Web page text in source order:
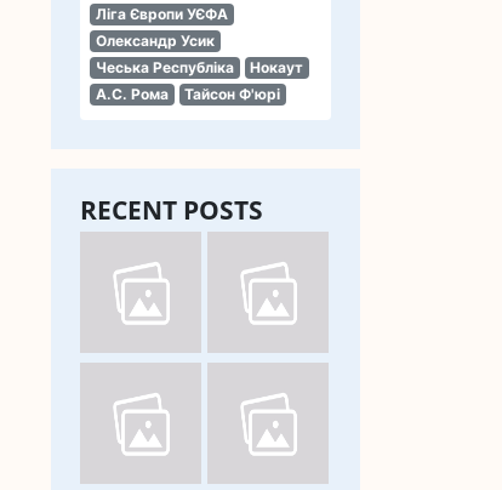
Ліга Європи УЄФА
Олександр Усик
Чеська Республіка
Нокаут
А.С. Рома
Тайсон Ф'юрі
RECENT POSTS